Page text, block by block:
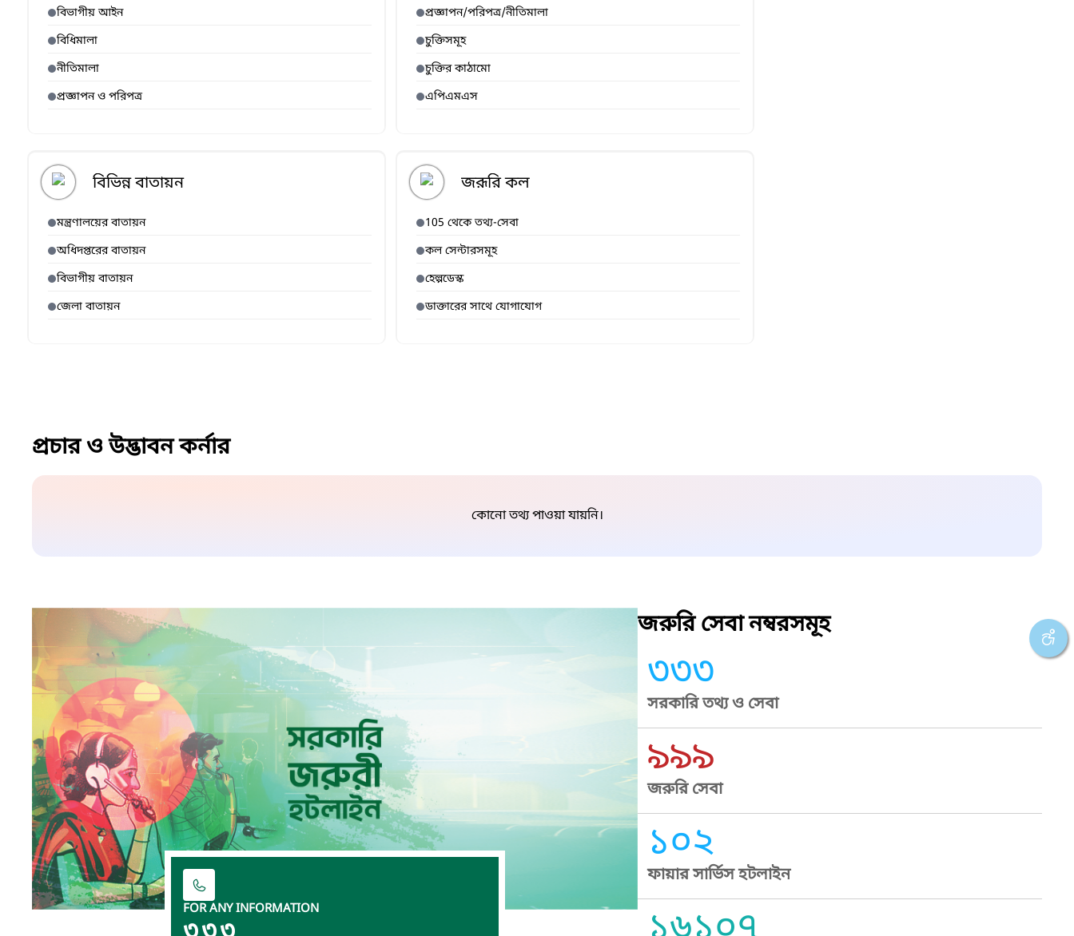
বিভাগীয় আইন
বিধিমালা
নীতিমালা
প্রজ্ঞাপন ও পরিপত্র
প্রজ্ঞাপন/পরিপত্র/নীতিমালা
চুক্তিসমূহ
চুক্তির কাঠামো
এপিএমএস
বিভিন্ন বাতায়ন
মন্ত্রণালয়ের বাতায়ন
অধিদপ্তরের বাতায়ন
বিভাগীয় বাতায়ন
জেলা বাতায়ন
জরূরি কল
105 থেকে তথ্য-সেবা
কল সেন্টারসমূহ
হেল্পডেস্ক
ডাক্তারের সাথে যোগাযোগ
প্রচার ও উদ্ভাবন কর্নার
কোনো তথ্য পাওয়া যায়নি।
FOR ANY INFORMATION
জরুরি সেবা নম্বরসমূহ
৩৩৩
সরকারি তথ্য ও সেবা
৯৯৯
জরুরি সেবা
১০২
ফায়ার সার্ভিস হটলাইন